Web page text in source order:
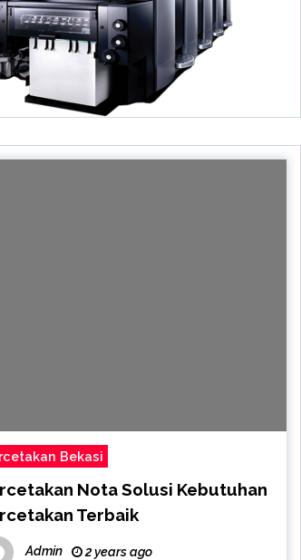
Bekasi
Nota Solusi Kebutuhan
Terbaik
Admin 2 years ago